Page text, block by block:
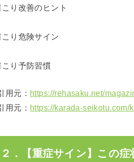
り改善のヒント
こり危険サイン
こり予防習慣
用元： https://rehasaku.net/
用元： https://karada-seikotu.com/
２．【重症サイン】この